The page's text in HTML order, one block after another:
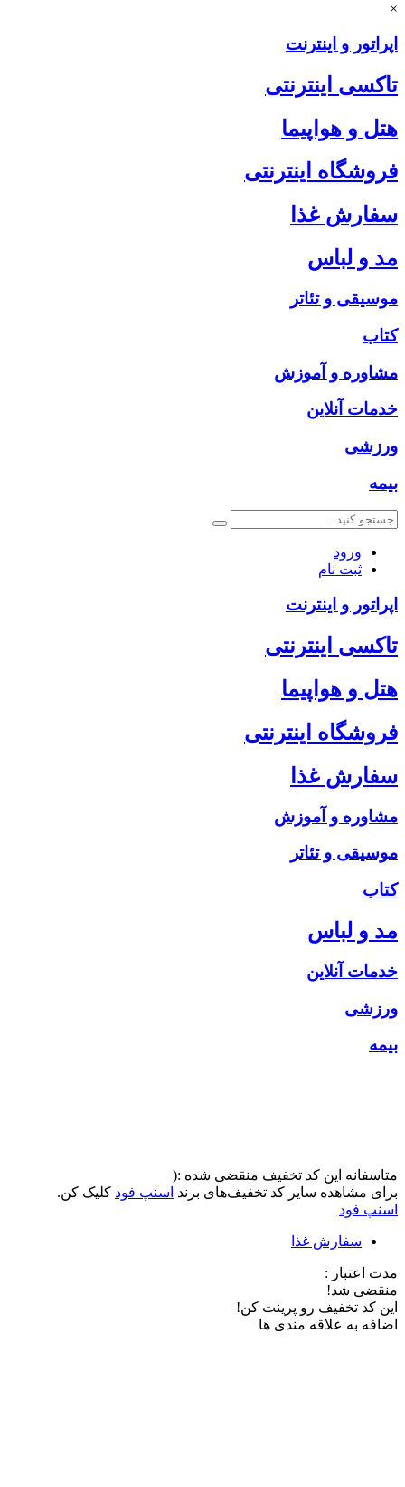
×
اپراتور و اینترنت
تاکسی اینترنتی
هتل و هواپیما
فروشگاه اینترنتی
سفارش غذا
مد و لباس
موسیقی و تئاتر
کتاب
مشاوره و آموزش
خدمات آنلاین
ورزشی
بیمه
ورود
ثبت نام
اپراتور و اینترنت
تاکسی اینترنتی
هتل و هواپیما
فروشگاه اینترنتی
سفارش غذا
مشاوره و آموزش
موسیقی و تئاتر
کتاب
مد و لباس
خدمات آنلاین
ورزشی
بیمه
متاسفانه این کد تخفیف منقضی شده :(
برای مشاهده سایر کد تخفیف‌های برند اسنپ فود کلیک کن.
اسنپ فود
سفارش غذا
مدت اعتبار :
منقضی شد!
این کد تخفیف رو پرینت کن!
اضافه به علاقه مندی ها